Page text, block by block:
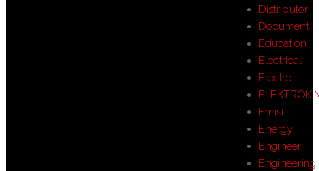
Distributor
Document
Education
Electrical
Electro
Emisi
Energy
Engineer
Engineering